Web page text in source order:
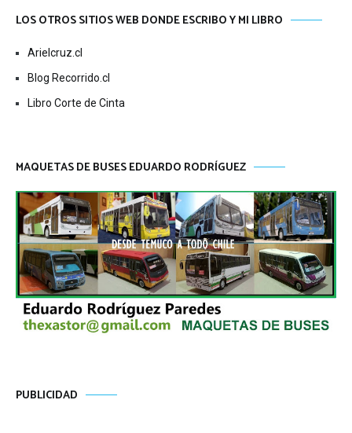
LOS OTROS SITIOS WEB DONDE ESCRIBO Y MI LIBRO
Arielcruz.cl
Blog Recorrido.cl
Libro Corte de Cinta
MAQUETAS DE BUSES EDUARDO RODRÍGUEZ
PUBLICIDAD